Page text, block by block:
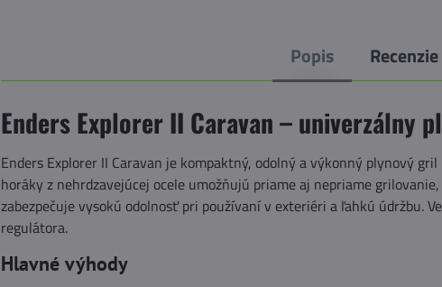
Popis Recenzie
Enders Explorer II Caravan – univerzálny
Enders Explorer II Caravan je kompaktný, odolný a výkonný plynový
horáky z nehrdzavejúcej ocele umožňujú priame aj nepriame
zabezpečuje vysokú odolnosť pri používaní v exteriéri a ľahkú údržbu.
regulátora.
Hlavné výhody